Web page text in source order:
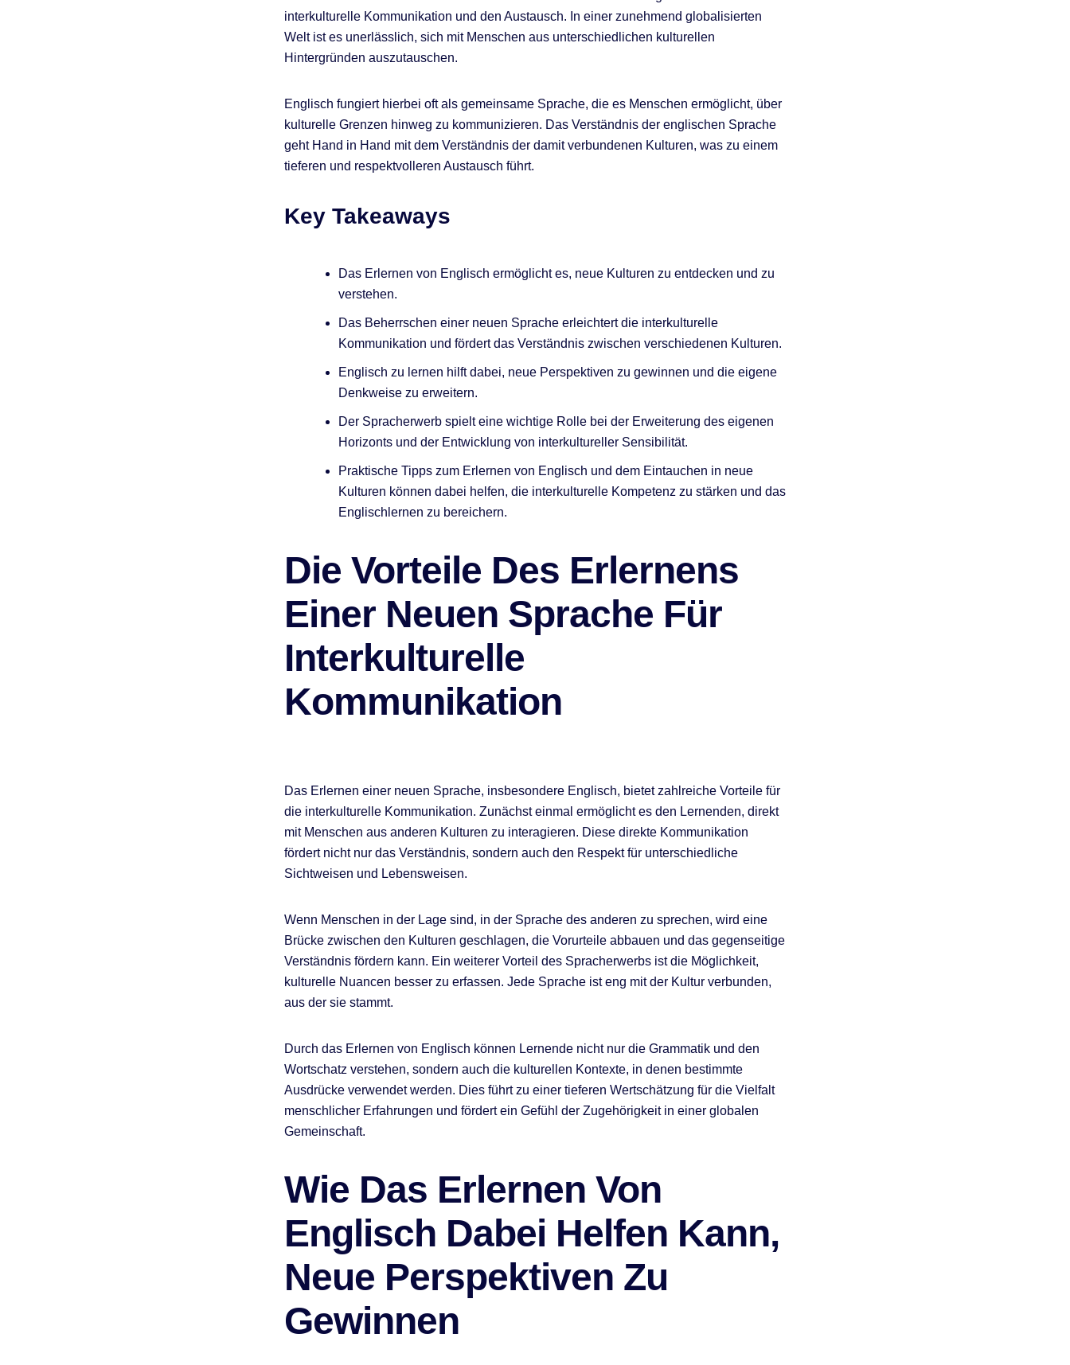
interkulturelle Kommunikation und den Austausch. In einer zunehmend globalisierten
Welt ist es unerlässlich, sich mit Menschen aus unterschiedlichen kulturellen
Hintergründen auszutauschen.
Englisch fungiert hierbei oft als gemeinsame Sprache, die es Menschen ermöglicht, über
kulturelle Grenzen hinweg zu kommunizieren. Das Verständnis der englischen Sprache
geht Hand in Hand mit dem Verständnis der damit verbundenen Kulturen, was zu einem
tieferen und respektvolleren Austausch führt.
Key Takeaways
Das Erlernen von Englisch ermöglicht es, neue Kulturen zu entdecken und zu
verstehen.
Das Beherrschen einer neuen Sprache erleichtert die interkulturelle
Kommunikation und fördert das Verständnis zwischen verschiedenen Kulturen.
Englisch zu lernen hilft dabei, neue Perspektiven zu gewinnen und die eigene
Denkweise zu erweitern.
Der Spracherwerb spielt eine wichtige Rolle bei der Erweiterung des eigenen
Horizonts und der Entwicklung von interkultureller Sensibilität.
Praktische Tipps zum Erlernen von Englisch und dem Eintauchen in neue
Kulturen können dabei helfen, die interkulturelle Kompetenz zu stärken und das
Englischlernen zu bereichern.
Die Vorteile Des Erlernens
Einer Neuen Sprache Für
Interkulturelle
Kommunikation
Das Erlernen einer neuen Sprache, insbesondere Englisch, bietet zahlreiche Vorteile für
die interkulturelle Kommunikation. Zunächst einmal ermöglicht es den Lernenden, direkt
mit Menschen aus anderen Kulturen zu interagieren. Diese direkte Kommunikation
fördert nicht nur das Verständnis, sondern auch den Respekt für unterschiedliche
Sichtweisen und Lebensweisen.
Wenn Menschen in der Lage sind, in der Sprache des anderen zu sprechen, wird eine
Brücke zwischen den Kulturen geschlagen, die Vorurteile abbauen und das gegenseitige
Verständnis fördern kann. Ein weiterer Vorteil des Spracherwerbs ist die Möglichkeit,
kulturelle Nuancen besser zu erfassen. Jede Sprache ist eng mit der Kultur verbunden,
aus der sie stammt.
Durch das Erlernen von Englisch können Lernende nicht nur die Grammatik und den
Wortschatz verstehen, sondern auch die kulturellen Kontexte, in denen bestimmte
Ausdrücke verwendet werden. Dies führt zu einer tieferen Wertschätzung für die Vielfalt
menschlicher Erfahrungen und fördert ein Gefühl der Zugehörigkeit in einer globalen
Gemeinschaft.
Wie Das Erlernen Von
Englisch Dabei Helfen Kann,
Neue Perspektiven Zu
Gewinnen